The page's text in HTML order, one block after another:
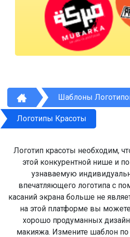
Шаблоны
Логотипы Красоты
Логотип красоты необходим,
этой конкурентной нише и
узнаваемую
впечатляющего логотипа с
касаний экрана больше не
на этой платформе вы
хорошо продуманных
макияжа. Измените шаблон